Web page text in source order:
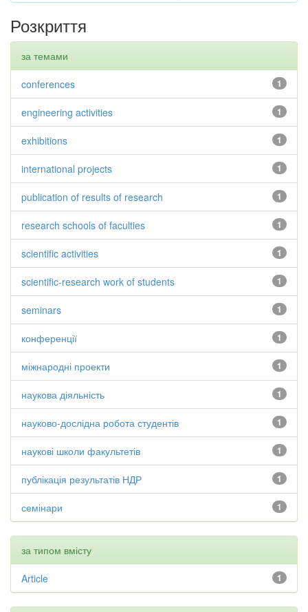
Розкриття
за темами
1
conferences
1
engineering activities
1
exhibitions
1
international projects
1
publication of results of research
1
research schools of faculties
1
scientific activities
1
scientific-research work of students
1
seminars
1
конференції
1
міжнародні проекти
1
наукова діяльність
1
науково-дослідна робота студентів
1
наукові школи факультетів
1
публікація результатів НДР
1
семінари
за типом вмісту
1
Article